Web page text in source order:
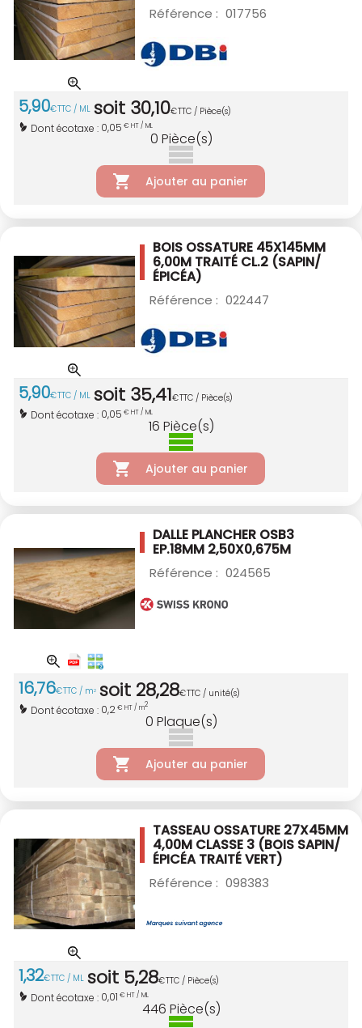
Référence : 017756
5,90€TTC / ML soit 30,10€TTC / Pièce(s)
Dont écotaxe : 0,05 € HT / ML
0 Pièce(s)
Ajouter au panier
BOIS OSSATURE 45X145MM
6,00M TRAITÉ CL.2 (SAPIN/
ÉPICÉA)
Référence : 022447
5,90€TTC / ML soit 35,41€TTC / Pièce(s)
Dont écotaxe : 0,05 € HT / ML
16 Pièce(s)
Ajouter au panier
DALLE PLANCHER OSB3
EP.18MM 2,50X0,675M
Référence : 024565
16,76€TTC / m2 soit 28,28€TTC / unité(s)
Dont écotaxe : 0,2€ HT / m2
0 Plaque(s)
Ajouter au panier
TASSEAU OSSATURE 27X45MM
4,00M CLASSE 3 (BOIS SAPIN/
ÉPICÉA TRAITÉ VERT)
Référence : 098383
1,32€TTC / ML soit 5,28€TTC / Pièce(s)
Dont écotaxe : 0,01 € HT / ML
446 Pièce(s)